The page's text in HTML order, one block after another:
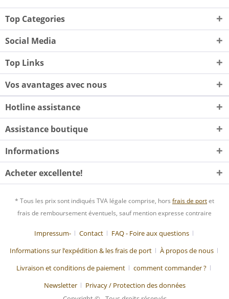
Top Categories
Social Media
Top Links
Vos avantages avec nous
Hotline assistance
Assistance boutique
Informations
Acheter excellente!
* Tous les prix sont indiqués TVA légale comprise, hors frais de portet
frais de remboursement éventuels, sauf mention expresse contraire
Impressum- Contact
FAQ - Foire aux questions
Informations sur l’expédition & les frais de port
À propos de nous
Livraison et conditions de paiement
comment commander ?
Newsletter
Privacy / Protection des données